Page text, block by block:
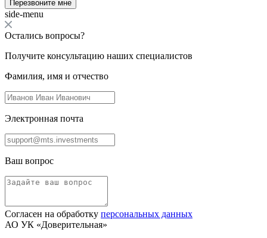
Перезвоните мне
side-menu
Остались вопросы?
Получите консультацию наших специалистов
Фамилия, имя и отчество
Электронная почта
Ваш вопрос
Согласен на обработку персональных данных
АО УК «Доверительная»